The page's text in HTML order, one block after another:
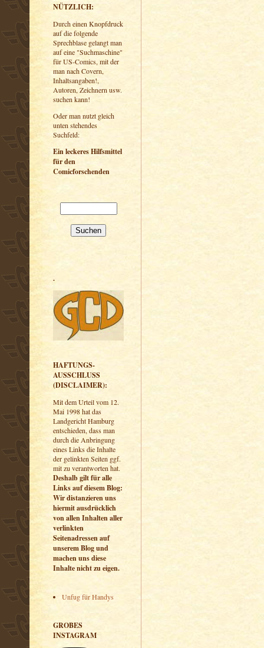
NÜTZLICH:
Durch einen Knopfdruck
auf die folgende
Sprechblase gelangt man
auf eine "Suchmaschine"
für US-Comics, mit der
man nach Covern,
Inhaltsangaben!,
Autoren, Zeichnern usw.
suchen kann!
Oder man nutzt gleich
unten stehendes
Suchfeld:
Ein leckeres Hilfsmittel
für den
Comicforschenden
.
HAFTUNGS-
AUSSCHLUSS
(DISCLAIMER):
Mit dem Urteil vom 12.
Mai 1998 hat das
Landgericht Hamburg
entschieden, dass man
durch die Anbringung
eines Links die Inhalte
der gelinkten Seiten ggf.
mit zu verantworten hat.
Deshalb gilt für alle
Links auf diesem Blog:
Wir distanzieren uns
hiermit ausdrücklich
von allen Inhalten aller
verlinkten
Seitenadressen auf
unserem Blog und
machen uns diese
Inhalte nicht zu eigen.
Unfug für Handys
GROBES
INSTAGRAM